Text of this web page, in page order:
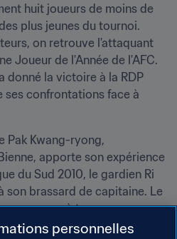
huit joueurs de moins de
plus jeunes du tournoi.
on retrouve l'attaquant
Joueur de l'Année de l'AFC.
donné la victoire à la RDP
ses confrontations face à
Pak Kwang-ryong,
apporte son expérience
du Sud 2010, le gardien Ri
son brassard de capitaine. Le
à trouver ses
ses récents résultats.
personnelles